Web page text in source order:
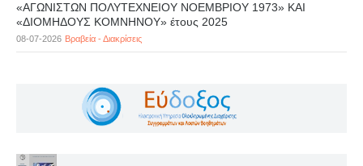
«ΑΓΩΝΙΣΤΩΝ ΠΟΛΥΤΕΧΝΕΙΟΥ ΝΟΕΜΒΡΙΟΥ 1973» ΚΑΙ
«ΔΙΟΜΗΔΟΥΣ ΚΟΜΝΗΝΟΥ» έτους 2025
08-07-2026 Βραβεία - Διακρίσεις